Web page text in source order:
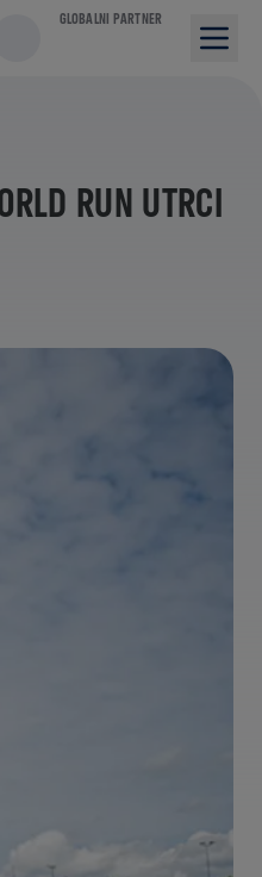
GLOBALNI PARTNER
RUN UTRCI